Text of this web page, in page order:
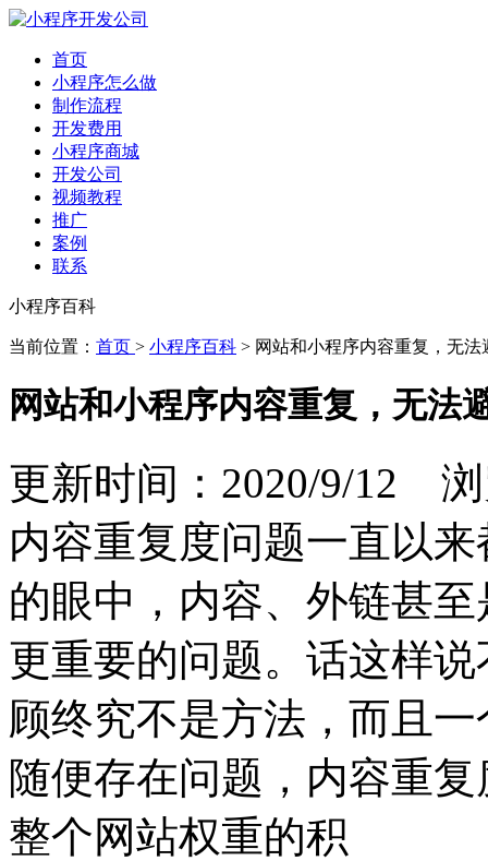
首页
小程序怎么做
制作流程
开发费用
小程序商城
开发公司
视频教程
推广
案例
联系
小程序百科
当前位置： 首页 > 小程序百科 > 网站和小程序内容重复，无
网站和小程序内容重复，无法
更新时间：2020/9/12
内容重复度问题一直以
的眼中，内容、外链甚
更重要的问题。话这样
顾终究不是方法，而且
随便存在问题，内容重
整个网站权重的积